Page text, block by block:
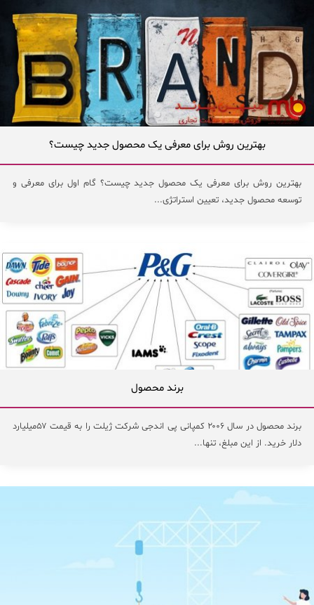
بهترین روش برای معرفی یک محصول جدید چیست؟
بهترین روش برای معرفی یک محصول جدید چیست؟ گام اول برای معرفی و
توسعه محصول جدید، تعیین استراتژی...
برند محصول
برند محصول در سال ۲۰۰۶ کمپانی پی اندجی شرکت ژیلت را به قیمت ۵۷میلیارد
دلار خرید. از این مبلغ، تنها...